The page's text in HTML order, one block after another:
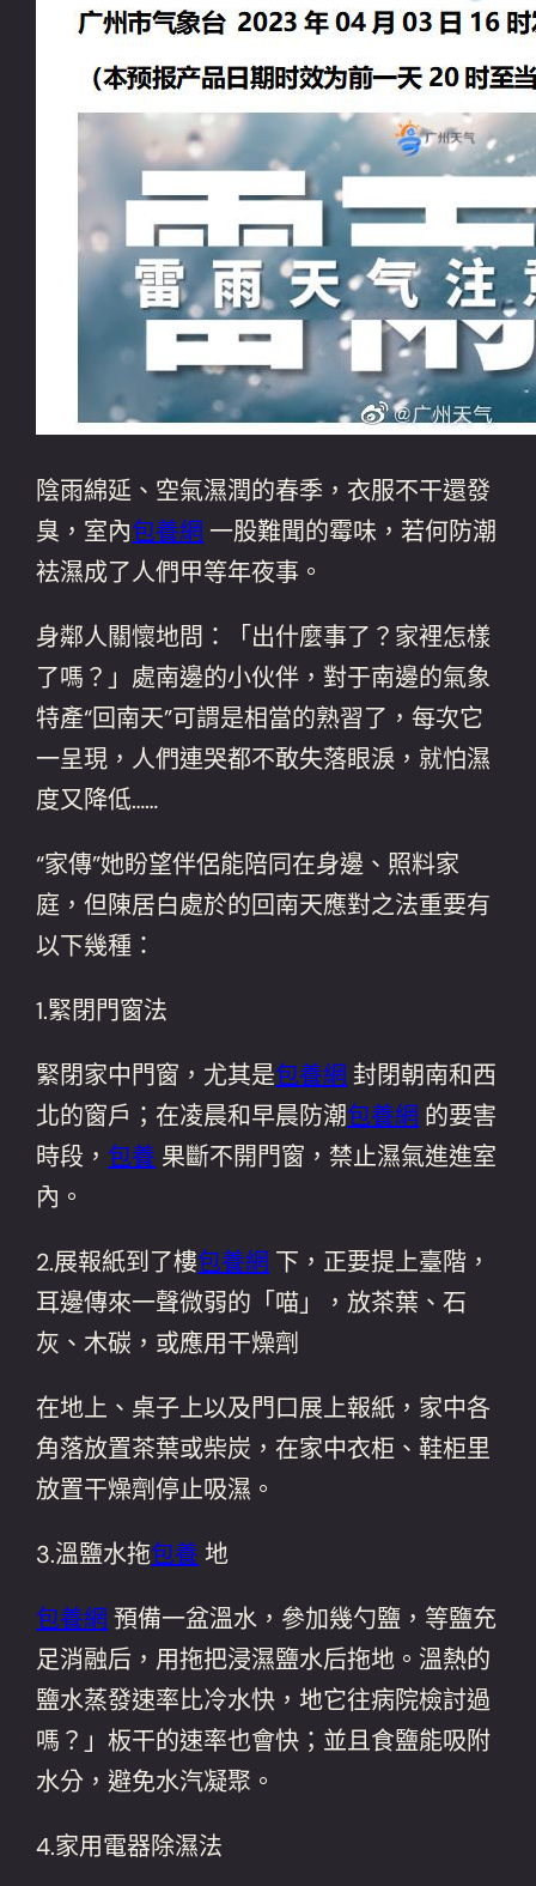
陰雨綿延、空氣濕潤的春季，衣服不干還發
臭，室內包養網 一股難聞的霉味，若何防潮
袪濕成了人們甲等年夜事。
身鄰人關懷地問：「出什麼事了？家裡怎樣
了嗎？」處南邊的小伙伴，對于南邊的氣象
特產“回南天”可謂是相當的熟習了，每次它
一呈現，人們連哭都不敢失落眼淚，就怕濕
度又降低……
“家傳”她盼望伴侶能陪同在身邊、照料家
庭，但陳居白處於的回南天應對之法重要有
以下幾種：
1.緊閉門窗法
緊閉家中門窗，尤其是包養網 封閉朝南和西
北的窗戶；在凌晨和早晨防潮包養網 的要害
時段， 包養 果斷不開門窗，禁止濕氣進進室
內。
2.展報紙到了樓包養網 下，正要提上臺階，
耳邊傳來一聲微弱的「喵」，放茶葉、石
灰、木碳，或應用干燥劑
在地上、桌子上以及門口展上報紙，家中各
角落放置茶葉或柴炭，在家中衣柜、鞋柜里
放置干燥劑停止吸濕。
3.溫鹽水拖包養 地
包養網 預備一盆溫水，參加幾勺鹽，等鹽充
足消融后，用拖把浸濕鹽水后拖地。溫熱的
鹽水蒸發速率比冷水快，地它往病院檢討過
嗎？」板干的速率也會快；並且食鹽能吸附
水分，避免水汽凝聚。
4.家用電器除濕法